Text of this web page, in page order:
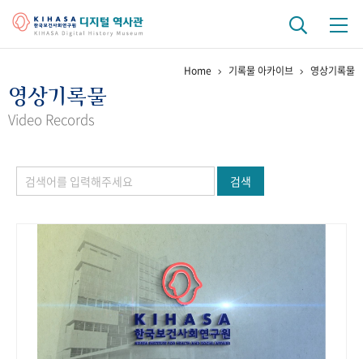
걸어온 길 기관 변천사
정책과 연구 키워드로 보는 연구 역사
연구자들
기록물 아카이브
사진 아카이브 문서 기록물 행정박물 영상 기록물
주년 기념
Home 기록물 아카이브 영상기록물
영상기록물
Video Records
검색